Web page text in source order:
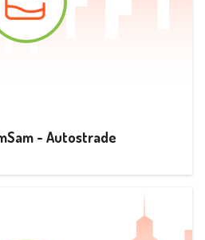
- Autostrade